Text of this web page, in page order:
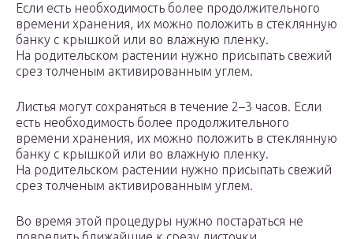
Если есть необходимость более продолжительного
времени хранения, их можно положить в стеклянную
банку с крышкой или во влажную пленку.
На родительском растении нужно присыпать свежий
срез толченым активированным углем.
Листья могут сохраняться в течение 2–3 часов. Если
есть необходимость более продолжительного
времени хранения, их можно положить в стеклянную
банку с крышкой или во влажную пленку.
На родительском растении нужно присыпать свежий
срез толченым активированным углем.
Во время этой процедуры нужно постараться не